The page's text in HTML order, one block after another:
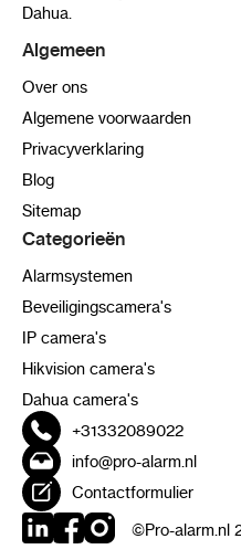
Dahua.
Algemeen
Over ons
Algemene voorwaarden
Privacyverklaring
Blog
Sitemap
Categorieën
Alarmsystemen
Beveiligingscamera's
IP camera's
Hikvision camera's
Dahua camera's
+31332089022
info@pro-alarm.nl
Contactformulier
©Pro-alarm.nl